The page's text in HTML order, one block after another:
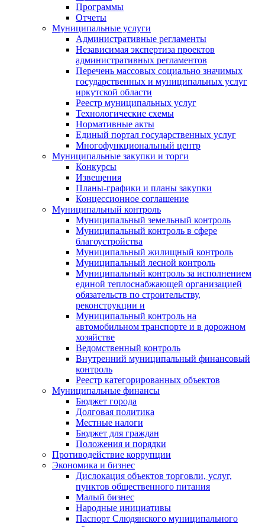
Программы
Отчеты
Муниципальные услуги
Административные регламенты
Независимая экспертиза проектов
административных регламентов
Перечень массовых социально значимых
государственных и муниципальных услуг
иркутской области
Реестр муниципальных услуг
Технологические схемы
Нормативные акты
Единый портал государственных услуг
Многофункциональный центр
Муниципальные закупки и торги
Конкурсы
Извещения
Планы-графики и планы закупки
Концессионное соглашение
Муниципальный контроль
Муниципальный земельный контроль
Муниципальный контроль в сфере
благоустройства
Муниципальный жилищный контроль
Муниципальный лесной контроль
Муниципальный контроль за исполнением
единой теплоснабжающей организацией
обязательств по строительству,
реконструкции и
Муниципальный контроль на
автомобильном транспорте и в дорожном
хозяйстве
Ведомственный контроль
Внутренний муниципальный финансовый
контроль
Реестр категорированных объектов
Муниципальные финансы
Бюджет города
Долговая политика
Местные налоги
Бюджет для граждан
Положения и порядки
Противодействие коррупции
Экономика и бизнес
Дислокация объектов торговли, услуг,
пунктов общественного питания
Малый бизнес
Народные инициативы
Паспорт Слюдянского муниципального